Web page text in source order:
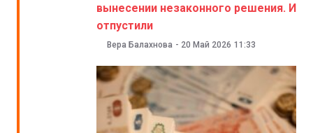
вынесении незаконного решения. И
отпустили
Вера Балахнова - 20 Май 2026 11:33